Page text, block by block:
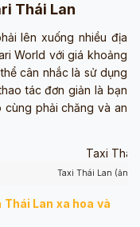
Thái Lan
lên xuống nhiều địa
World với giá khoảng
cân nhắc là sử dụng
tác đơn giản là bạn
phải chăng và an
Taxi Thái Lan (ảnh
Lan xa hoa và